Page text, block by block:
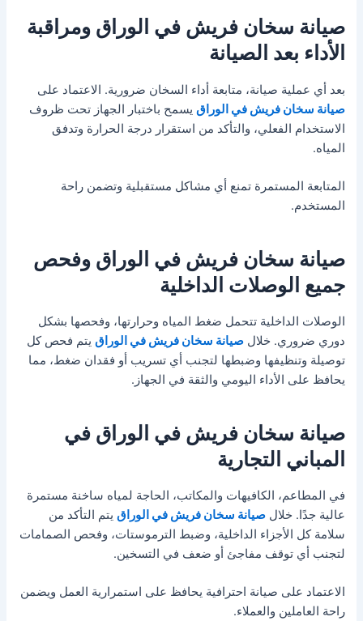
صيانة سخان فريش في الوراق ومراقبة
الأداء بعد الصيانة
بعد أي عملية صيانة، متابعة أداء السخان ضرورية. الاعتماد على
صيانة سخان فريش في الوراق يسمح باختبار الجهاز تحت ظروف
الاستخدام الفعلي، والتأكد من استقرار درجة الحرارة وتدفق
المياه.
المتابعة المستمرة تمنع أي مشاكل مستقبلية وتضمن راحة
المستخدم.
صيانة سخان فريش في الوراق وفحص
جميع الوصلات الداخلية
الوصلات الداخلية تتحمل ضغط المياه وحرارتها، وفحصها بشكل
دوري ضروري. خلالصيانة سخان فريش في الوراق يتم فحص كل
توصيلة وتنظيفها وضبطها لتجنب أي تسريب أو فقدان ضغط، مما
يحافظ على الأداء اليومي والثقة في الجهاز.
صيانة سخان فريش في الوراق في
المباني التجارية
في المطاعم، الكافيهات والمكاتب، الحاجة لمياه ساخنة مستمرة
عالية جدًا. خلالصيانة سخان فريش في الوراق يتم التأكد من
سلامة كل الأجزاء الداخلية، وضبط الترموستات، وفحص الصمامات
لتجنب أي توقف مفاجئ أو ضعف في التسخين.
الاعتماد على صيانة احترافية يحافظ على استمرارية العمل ويضمن
راحة العاملين والعملاء.